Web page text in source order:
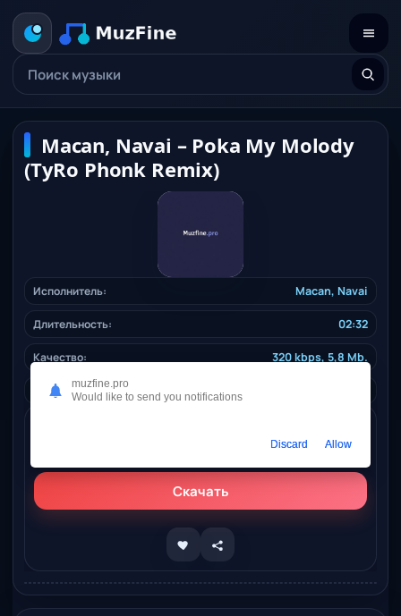
Macan, Navai – Poka My Molody
(TyRo Phonk Remix)
Исполнитель: Macan, Navai
Длительность: 02:32
Качество: 320 kbps, 5,8 Mb.
Дата релиза:
Скачать
muzfine.pro
Would like to send you notifications
Discard Allow